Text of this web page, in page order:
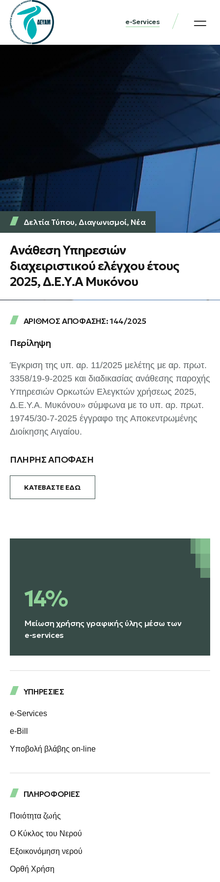
e-Services
Δελτία Τύπου, Διαγωνισμοί, Νέα
Ανάθεση Υπηρεσιών
διαχειριστικού ελέγχου έτους
2025, Δ.Ε.Υ.Α Μυκόνου
ΑΡΙΘΜΟΣ ΑΠΟΦΑΣΗΣ: 144/2025
Περίληψη
Έγκριση της υπ. αρ. 11/2025 μελέτης με αρ. πρωτ.
3358/19-9-2025 και διαδικασίας ανάθεσης παροχής
Υπηρεσιών Ορκωτών Ελεγκτών χρήσεως 2025,
Δ.Ε.Υ.Α. Μυκόνου» σύμφωνα με το υπ. αρ. πρωτ.
19745/30-7-2025 έγγραφο της Αποκεντρωμένης
Διοίκησης Αιγαίου.
ΠΛΗΡΗΣ ΑΠΟΦΑΣΗ
ΚΑΤΕΒΑΣΤΕ ΕΔΩ
14%
Μείωση χρήσης γραφικής ύλης μέσω των
e-services
ΥΠΗΡΕΣΙΕΣ
e-Services
e-Bill
Υποβολή βλάβης on-line
ΠΛΗΡΟΦΟΡΙΕΣ
Ποιότητα ζωής
Ο Κύκλος του Νερού
Eξοικονόμηση νερού
Ορθή Χρήση